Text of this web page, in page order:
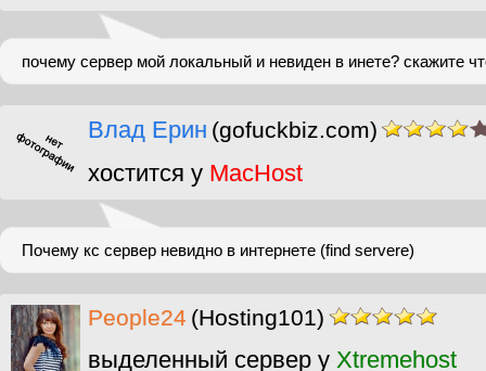
почему сервер мой локальный и невиден в инете? скажите
Влад Ерин (gofuckbiz.com)
хостится у MacHost
Почему кс сервер невидно в интернете (find servere)
People24 (Hosting101)
выделенный сервер у Xtremehost